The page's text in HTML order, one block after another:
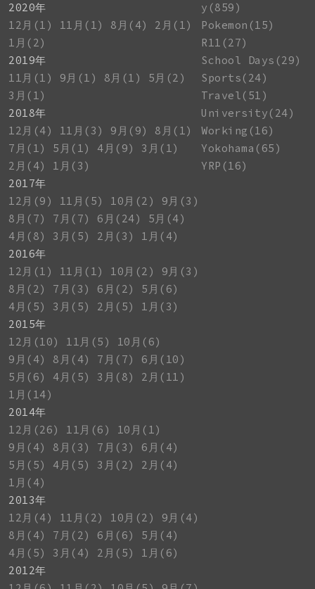
2020年
12月(1)
11月(1) 8月(4)
2月(1)
1月(2)
2019年
11月(1)
9月(1) 8月(1)
5月(2)
3月(1)
2018年
12月(4)
11月(3) 9月(9)
8月(1)
7月(1)
5月(1) 4月(9)
3月(1)
2月(4)
1月(3)
2017年
12月(9)
11月(5) 10月(2)
9月(3)
8月(7)
7月(7) 6月(24)
5月(4)
4月(8)
3月(5) 2月(3)
1月(4)
2016年
12月(1)
11月(1) 10月(2)
9月(3)
8月(2)
7月(3) 6月(2)
5月(6)
4月(5)
3月(5) 2月(5)
1月(3)
2015年
12月(10)
11月(5)
10月(6)
9月(4)
8月(4) 7月(7)
6月(10)
5月(6)
4月(5) 3月(8)
2月(11)
1月(14)
2014年
12月(26)
11月(6)
10月(1)
9月(4)
8月(3) 7月(3)
6月(4)
5月(5)
4月(5) 3月(2)
2月(4)
1月(4)
2013年
12月(4)
11月(2) 10月(2)
9月(4)
8月(4)
7月(2) 6月(6)
5月(4)
4月(5)
3月(4) 2月(5)
1月(6)
2012年
y(859)
Pokemon(15)
R11(27)
School Days(29)
Sports(24)
Travel(51)
University(24)
Working(16)
Yokohama(65)
YRP(16)